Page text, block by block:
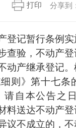
打印 分享到
登记暂行条例
查验，不动产登
动产继承登记
则》第十七条
自本公告之
料送达不动产
议不成立的，